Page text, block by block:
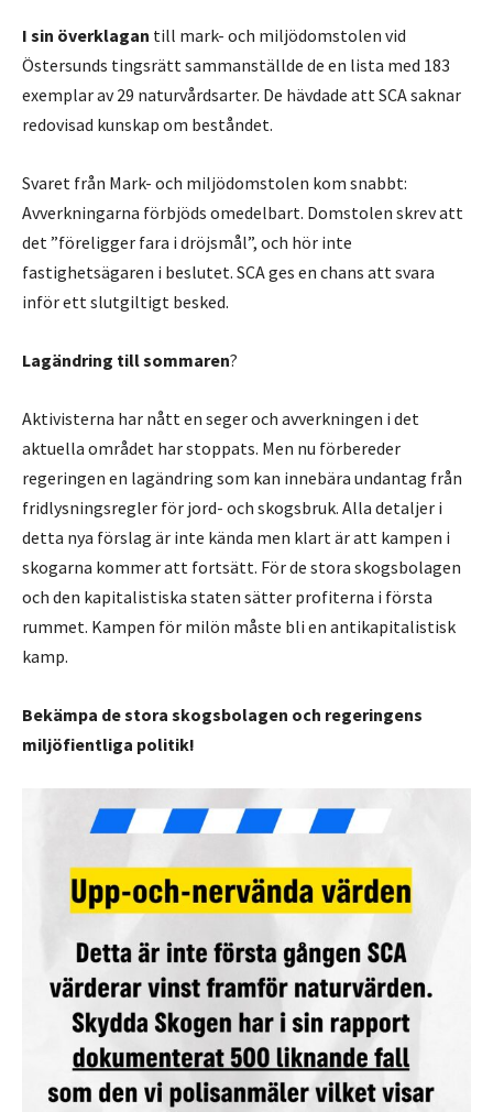
I sin överklagan till mark- och miljödomstolen vid
Östersunds tingsrätt sammanställde de en lista med 183
exemplar av 29 naturvårdsarter. De hävdade att SCA saknar
redovisad kunskap om beståndet.
Svaret från Mark- och miljödomstolen kom snabbt:
Avverkningarna förbjöds omedelbart. Domstolen skrev att
det ”föreligger fara i dröjsmål”, och hör inte
fastighetsägaren i beslutet. SCA ges en chans att svara
inför ett slutgiltigt besked.
Lagändring till sommaren?
Aktivisterna har nått en seger och avverkningen i det
aktuella området har stoppats. Men nu förbereder
regeringen en lagändring som kan innebära undantag från
fridlysningsregler för jord- och skogsbruk. Alla detaljer i
detta nya förslag är inte kända men klart är att kampen i
skogarna kommer att fortsätt. För de stora skogsbolagen
och den kapitalistiska staten sätter profiterna i första
rummet. Kampen för milön måste bli en antikapitalistisk
kamp.
Bekämpa de stora skogsbolagen och regeringens
miljöfientliga politik!